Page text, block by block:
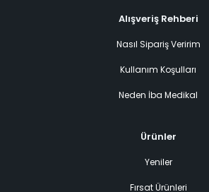
Alışveriş Rehberi
Nasıl Sipariş Veririm
Kullanım Koşulları
Neden İba Medikal
Ürünler
Yeniler
Fırsat Ürünleri